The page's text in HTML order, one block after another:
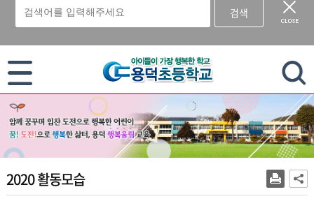
이 누리집은 대한민국 공식 전자정부 누리집입니다.
검색
2020 활동모습